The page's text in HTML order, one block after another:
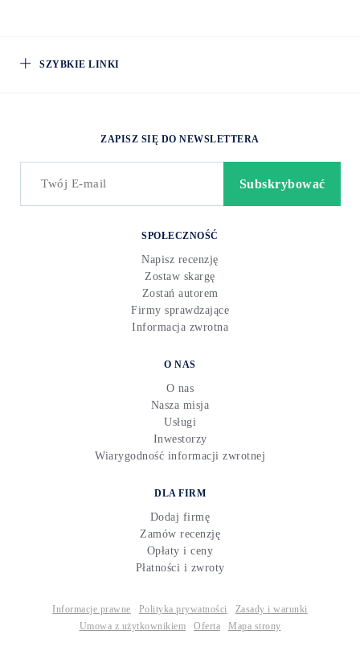
SZYBKIE LINKI
SPOŁECZNOŚĆ
Napisz recenzję
Zostaw skargę
Zostań autorem
Firmy sprawdzające
Informacja zwrotna
O NAS
O nas
Nasza misja
Usługi
Inwestorzy
Wiarygodność informacji zwrotnej
DLA FIRM
Dodaj firmę
Zamów recenzję
Opłaty i ceny
Płatności i zwroty
ZAPISZ SIĘ DO NEWSLETTERA
Informacje prawne Polityka prywatności
Zasady i warunki
Umowa z użytkownikiem
Oferta Mapa strony